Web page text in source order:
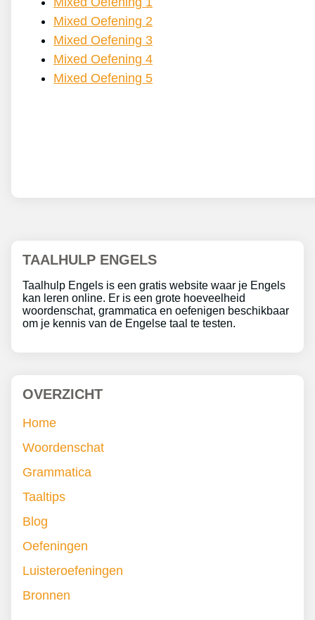
Mixed Oefening 2
Mixed Oefening 3
Mixed Oefening 4
Mixed Oefening 5
TAALHULP ENGELS
Taalhulp Engels is een gratis website waar je Engels
kan leren online. Er is een grote hoeveelheid
woordenschat, grammatica en oefenigen beschikbaar
om je kennis van de Engelse taal te testen.
OVERZICHT
Home
Woordenschat
Grammatica
Taaltips
Blog
Oefeningen
Luisteroefeningen
Bronnen